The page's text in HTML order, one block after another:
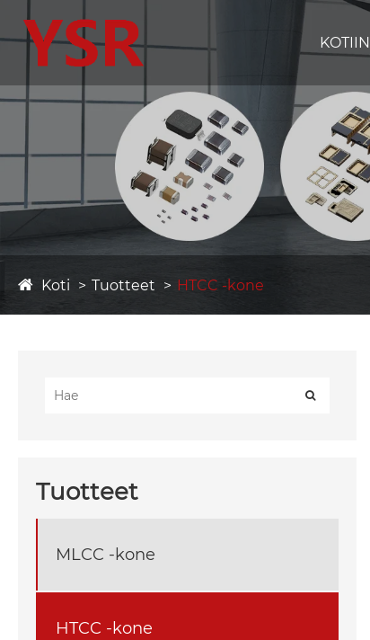
KOTIIN
Koti Tuotteet HTCC -kone
Tuotteet
MLCC -kone
HTCC -kone